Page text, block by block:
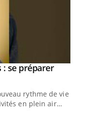
: se préparer
rythme de vie !
en plein air…